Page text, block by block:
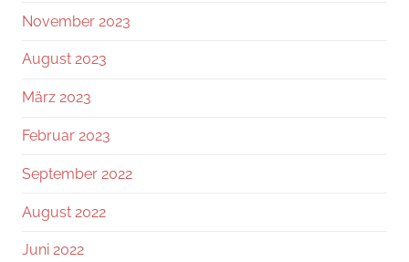
November 2023
August 2023
März 2023
Februar 2023
September 2022
August 2022
Juni 2022